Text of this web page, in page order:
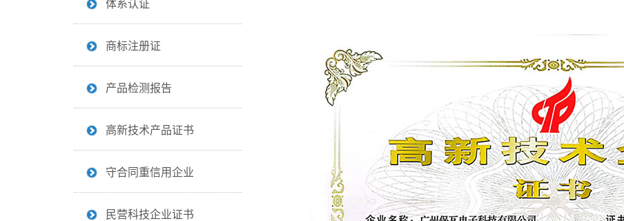
体系认证
商标注册证
产品检测报告
高新技术产品证书
守合同重信用企业
民营科技企业证书